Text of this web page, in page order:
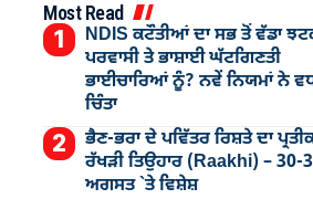
Most Read
NDIS ਕਟੌਤੀਆਂ ਦਾ ਸਭ ਤੋਂ ਵੱਡਾ
ਪਰਵਾਸੀ ਤੇ ਭਾਸ਼ਾਈ ਘੱਟਗਿਣਤੀ
ਭਾਈਚਾਰਿਆਂ ਨੂੰ? ਨਵੇਂ ਨਿਯਮਾਂ ਨੇ
ਚਿੰਤਾ
ਭੈਣ-ਭਰਾ ਦੇ ਪਵਿੱਤਰ ਰਿਸ਼ਤੇ ਦਾ
ਰੱਖੜੀ ਤਿਉਹਾਰ (Raakhi) – 30-
ਅਗਸਤ `ਤੇ ਵਿਸ਼ੇਸ਼